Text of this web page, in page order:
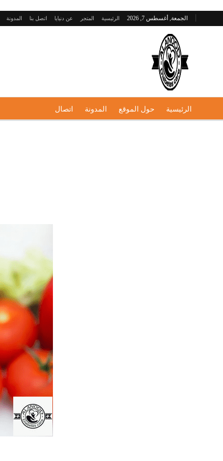
الجمعة, أغسطس 7, 2026 الرئيسية المتجر عن دنيايا اتصل بنا المدونة
الرئيسية حول الموقع المدونة اتصال